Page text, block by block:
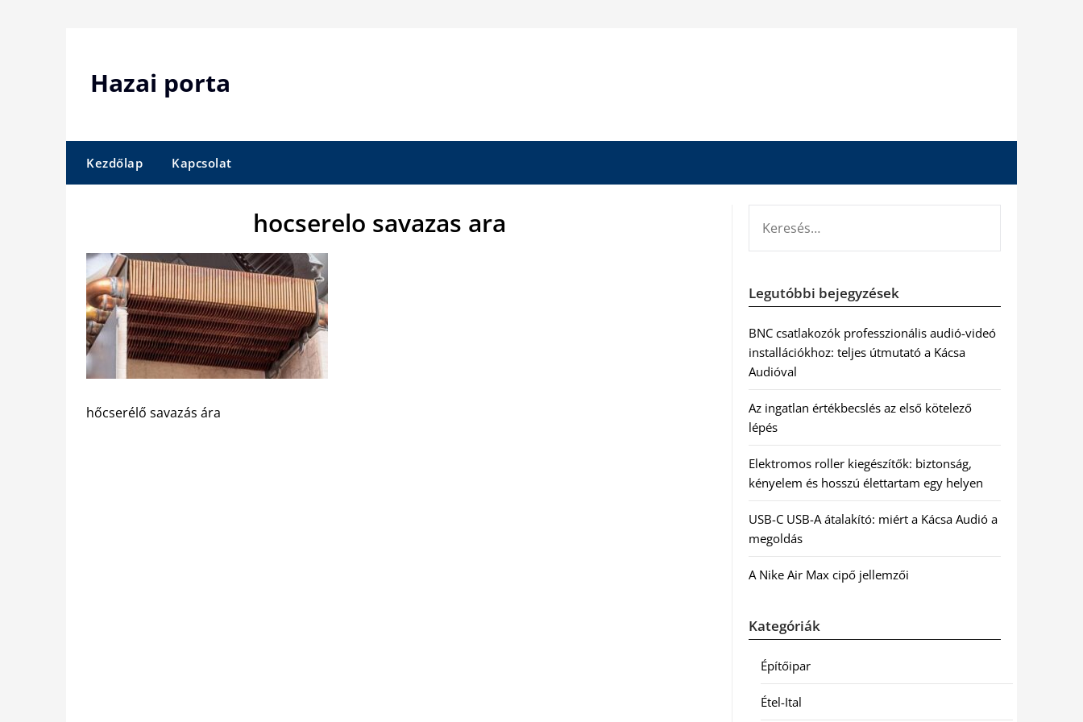
Hazai porta
Kezdőlap Kapcsolat
hocserelo savazas ara
hőcserélő savazás ára
Legutóbbi bejegyzések
BNC csatlakozók professzionális audió-videó
installációkhoz: teljes útmutató a Kácsa
Audióval
Az ingatlan értékbecslés az első kötelező
lépés
Elektromos roller kiegészítők: biztonság,
kényelem és hosszú élettartam egy helyen
USB-C USB-A átalakító: miért a Kácsa Audió a
megoldás
A Nike Air Max cipő jellemzői
Kategóriák
Építőipar
Étel-Ital